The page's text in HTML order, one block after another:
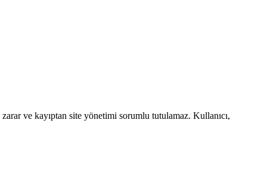
ve kayıptan site yönetimi sorumlu tutulamaz. Kullanıcı,